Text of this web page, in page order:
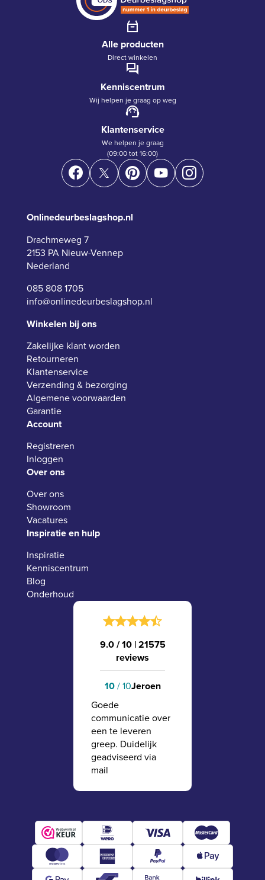
Alle producten
Direct winkelen
Kenniscentrum
Wij helpen je graag op weg
Klantenservice
We helpen je graag
(09:00 tot 16:00)
Onlinedeurbeslagshop.nl
Drachmeweg 7
2153 PA Nieuw-Vennep
Nederland
085 808 1705
info@onlinedeurbeslagshop.nl
Winkelen bij ons
Zakelijke klant worden
Retourneren
Klantenservice
Verzending & bezorging
Algemene voorwaarden
Garantie
Account
Registreren
Inloggen
Over ons
Over ons
Showroom
Vacatures
Inspiratie en hulp
Inspiratie
Kenniscentrum
Blog
Onderhoud
9.0 / 10 |21575
reviews
10/ 10Jeroen
Goede
communicatie over
een te leveren
greep. Duidelijk
geadviseerd via
mail